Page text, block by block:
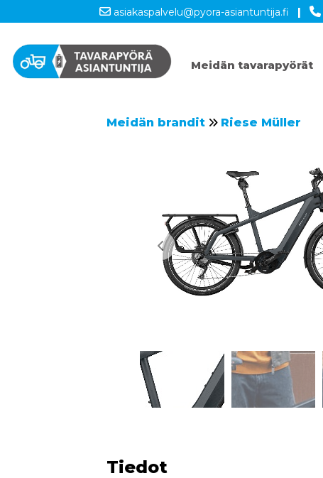
asiakaspalvelu@pyora-asiantuntija.fi |
Meidän tavarapyörät
Meidän brandit Riese Müller
Tiedot